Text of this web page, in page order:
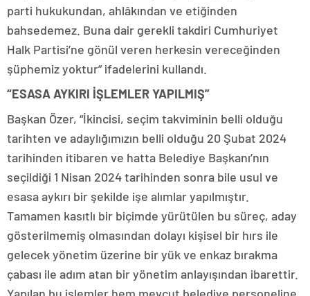
parti hukukundan, ahlâkından ve etiğinden
bahsedemez. Buna dair gerekli takdiri Cumhuriyet
Halk Partisi’ne gönül veren herkesin vereceğinden
şüphemiz yoktur” ifadelerini kullandı.
“ESASA AYKIRI İŞLEMLER YAPILMIŞ”
Başkan Özer, “İkincisi, seçim takviminin belli olduğu
tarihten ve adaylığımızın belli olduğu 20 Şubat 2024
tarihinden itibaren ve hatta Belediye Başkanı’nın
seçildiği 1 Nisan 2024 tarihinden sonra bile usul ve
esasa aykırı bir şekilde işe alımlar yapılmıştır.
Tamamen kasıtlı bir biçimde yürütülen bu süreç, aday
gösterilmemiş olmasından dolayı kişisel bir hırs ile
gelecek yönetim üzerine bir yük ve enkaz bırakma
çabası ile adım atan bir yönetim anlayışından ibarettir.